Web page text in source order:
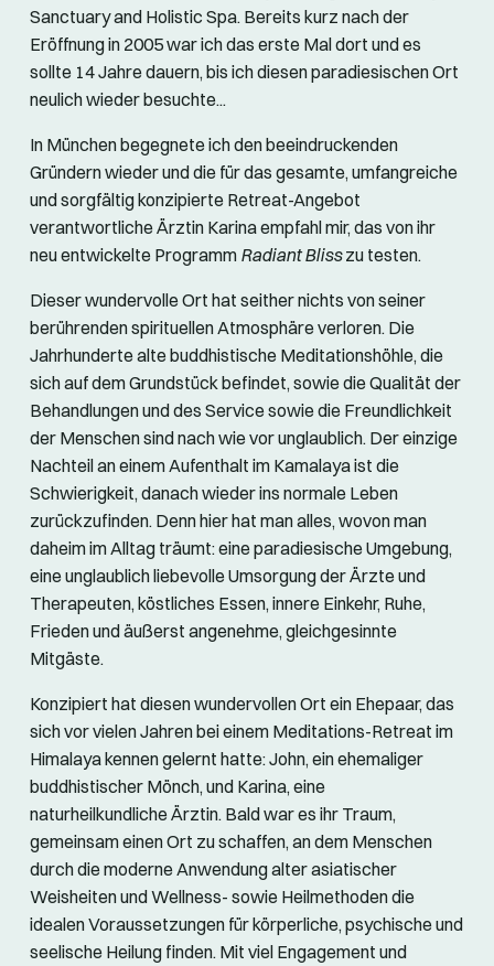
Sanctuary and Holistic Spa. Bereits kurz nach der
Eröffnung in 2005 war ich das erste Mal dort und es
sollte 14 Jahre dauern, bis ich diesen paradiesischen Ort
neulich wieder besuchte...
In München begegnete ich den beeindruckenden
Gründern wieder und die für das gesamte, umfangreiche
und sorgfältig konzipierte Retreat-Angebot
verantwortliche Ärztin Karina empfahl mir, das von ihr
neu entwickelte Programm Radiant Blisszu testen.
Dieser wundervolle Ort hat seither nichts von seiner
berührenden spirituellen Atmosphäre verloren. Die
Jahrhunderte alte buddhistische Meditationshöhle, die
sich auf dem Grundstück befindet, sowie die Qualität der
Behandlungen und des Service sowie die Freundlichkeit
der Menschen sind nach wie vor unglaublich. Der einzige
Nachteil an einem Aufenthalt im Kamalaya ist die
Schwierigkeit, danach wieder ins normale Leben
zurückzufinden. Denn hier hat man alles, wovon man
daheim im Alltag träumt: eine paradiesische Umgebung,
eine unglaublich liebevolle Umsorgung der Ärzte und
Therapeuten, köstliches Essen, innere Einkehr, Ruhe,
Frieden und äußerst angenehme, gleichgesinnte
Mitgäste.
Konzipiert hat diesen wundervollen Ort ein Ehepaar, das
sich vor vielen Jahren bei einem Meditations-Retreat im
Himalaya kennen gelernt hatte: John, ein ehemaliger
buddhistischer Mönch, und Karina, eine
naturheilkundliche Ärztin. Bald war es ihr Traum,
gemeinsam einen Ort zu schaffen, an dem Menschen
durch die moderne Anwendung alter asiatischer
Weisheiten und Wellness- sowie Heilmethoden die
idealen Voraussetzungen für körperliche, psychische und
seelische Heilung finden. Mit viel Engagement und